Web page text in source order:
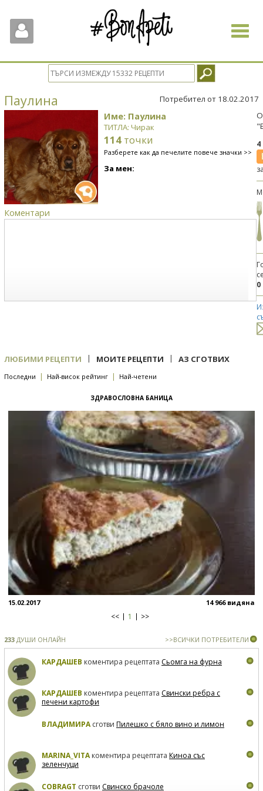
Toggle
Паулина Потребител от 18.02.2017
Име: Паулина
ТИТЛА: Чирак
114 точки
Разберете как да печелите повече значки >>
За мен:
Коментари
0
ЛЮБИМИ РЕЦЕПТИ | МОИТЕ РЕЦЕПТИ | АЗ СГОТВИХ
Последни | Най-висок рейтинг | Най-четени
ЗДРАВОСЛОВНА БАНИЦА
15.02.2017 14 966 видяна
<< 1 >>
233 ДУШИ ОНЛАЙН >>ВСИЧКИ ПОТРЕБИТЕЛИ
КАРДАШЕВ коментира рецептата Сьомга на фурна
КАРДАШЕВ коментира рецептата Свински ребра с
печени картофи
ВЛАДИМИРАсготви Пилешко с бяло вино и лимон
MARINA_VITAкоментира рецептата Киноа със
зеленчуци
COBRAGT сготви Свинско брачоле